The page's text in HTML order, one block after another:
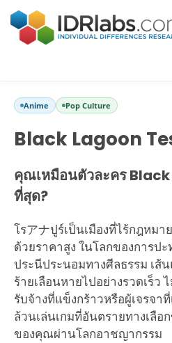
Anime Pop Culture
Black Lagoon
คุณเหมือนตัวละคร
ที่สุด?
โรアナปูร์เป็นเมืองที่ไร้กฎหม
ด้วยราคาสูง ในโลกของการป
ประนีประนอมทางศีลธรรม เส้
ร้ายเลือนหายไปอย่างรวดเร็ว
รับจ้างที่แข็งกร้าวหรือผู้เจรจา
ล้วนเล่นเกมที่อันตรายทางเลื
ของคุณผ่านโลกอาชญากรรม